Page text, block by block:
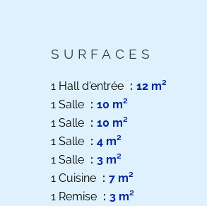
SURFACES
1 Hall d'entrée
12 m²
1 Salle
10 m²
1 Salle
10 m²
1 Salle
4 m²
1 Salle
3 m²
1 Cuisine
7 m²
1 Remise
3 m²